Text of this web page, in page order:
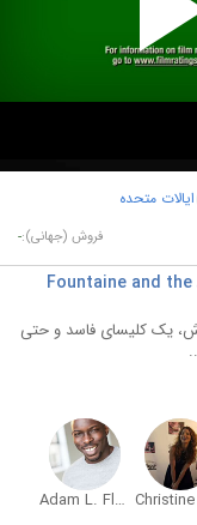
ایالات متحده
فروش (جهانی):-
دانلود فیلم فواره و راهبه انتقام جو که نمی میرد Fountaine and the
یک کلیسای فاسد و حتی
Adam L. Flowers